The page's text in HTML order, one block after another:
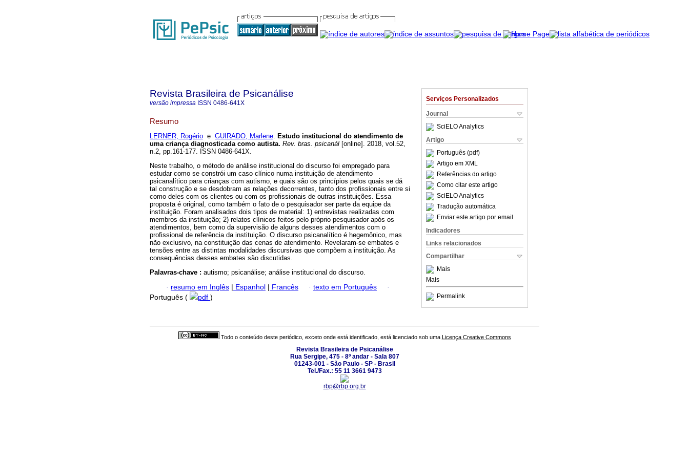
Serviços Personalizados
Journal
SciELO Analytics
Artigo
Português (pdf)
Artigo em XML
Referências do artigo
Como citar este artigo
SciELO Analytics
Tradução automática
Enviar este artigo por email
Indicadores
Links relacionados
Compartilhar
Mais
Mais
Permalink
Revista Brasileira de Psicanálise
versão impressa ISSN 0486-641X
Resumo
LERNER, Rogério e GUIRADO, Marlene. Estudo institucional do atendimento de
uma criança diagnosticada como autista. Rev. bras. psicanál [online]. 2018, vol.52,
n.2, pp.161-177. ISSN 0486-641X.
Neste trabalho, o método de análise institucional do discurso foi empregado para
estudar como se constrói um caso clínico numa instituição de atendimento
psicanalítico para crianças com autismo, e quais são os princípios pelos quais se dá
tal construção e se desdobram as relações decorrentes, tanto dos profissionais entre si
como deles com os clientes ou com os profissionais de outras instituições. Essa
proposta é original, como também o fato de o pesquisador ser parte da equipe da
instituição. Foram analisados dois tipos de material: 1) entrevistas realizadas com
membros da instituição; 2) relatos clínicos feitos pelo próprio pesquisador após os
atendimentos, bem como da supervisão de alguns desses atendimentos com o
profissional de referência da instituição. O discurso psicanalítico é hegemônico, mas
não exclusivo, na constituição das cenas de atendimento. Revelaram-se embates e
tensões entre as distintas modalidades discursivas que compõem a instituição. As
consequências desses embates são discutidas.
Palavras-chave : autismo; psicanálise; análise institucional do discurso.
· resumo em Inglês | Espanhol | Francês · texto em Português
·
Português (
pdf )
Todo o conteúdo deste periódico, exceto onde está identificado, está licenciado sob uma Licença Creative Commons
Revista Brasileira de Psicanálise
Rua Sergipe, 475 - 8º andar - Sala 807
01243-001 - São Paulo - SP - Brasil
Tel./Fax.: 55 11 3661 9473
rbp@rbp.org.br